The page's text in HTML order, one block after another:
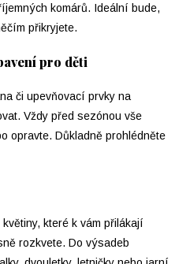
komárů. Ideální bude,
přikryjete.
pro děti
či upevňovací prvky na
Vždy před sezónou vše
opravte. Důkladně prohlédněte
které k vám přilákají
rozkvete. Do výsadeb